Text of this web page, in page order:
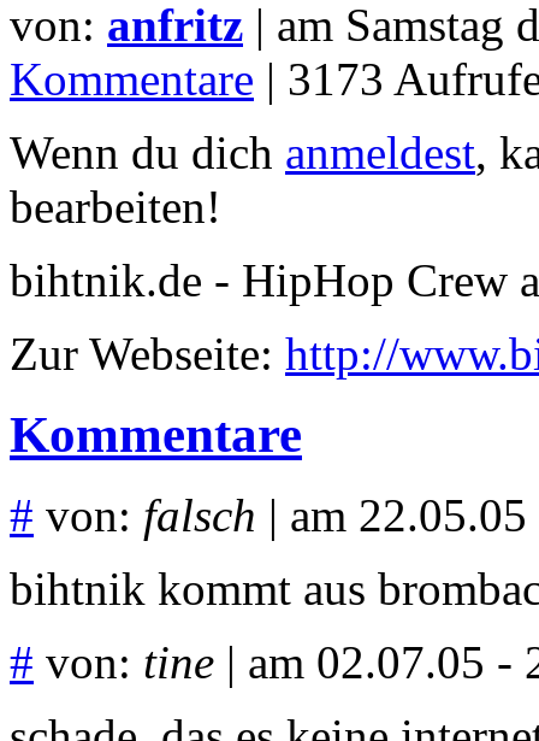
von: anfritz | am Samstag
Kommentare | 3173
Wenn du dich anmeldest,
bearbeiten!
bihtnik.de - HipHop Crew
Zur Webseite: http://
Kommentare
# von: falsch | am
bihtnik kommt aus
# von: tine | am 02.07.05 -